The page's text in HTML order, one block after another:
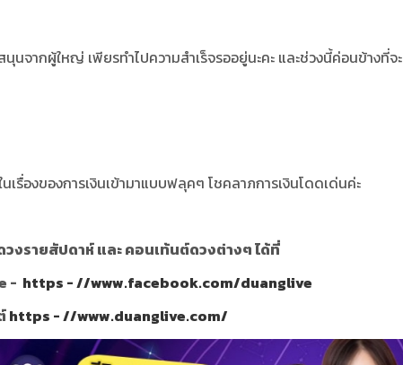
นจากผู้ใหญ่ เพียรทำไปความสำเร็จรออยู่นะคะ และช่วงนี้ค่อนข้างที่จ
รื่องของการเงินเข้ามาแบบฟลุคๆ โชคลาภการเงินโดดเด่นค่ะ
งรายสัปดาห์ และ คอนเท้นต์ดวงต่างๆ ได้ที่
- https - //www.facebook.com/duanglive
https - //www.duanglive.com/